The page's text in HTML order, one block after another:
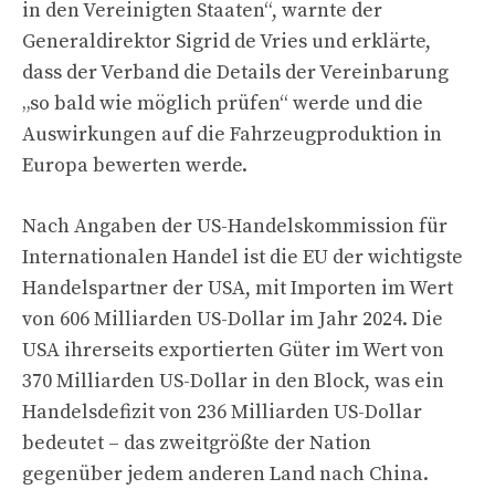
in den Vereinigten Staaten“, warnte der
Generaldirektor Sigrid de Vries und erklärte,
dass der Verband die Details der Vereinbarung
„so bald wie möglich prüfen“ werde und die
Auswirkungen auf die Fahrzeugproduktion in
Europa bewerten werde.
Nach Angaben der US-Handelskommission für
Internationalen Handel ist die EU der wichtigste
Handelspartner der USA, mit Importen im Wert
von 606 Milliarden US-Dollar im Jahr 2024. Die
USA ihrerseits exportierten Güter im Wert von
370 Milliarden US-Dollar in den Block, was ein
Handelsdefizit von 236 Milliarden US-Dollar
bedeutet – das zweitgrößte der Nation
gegenüber jedem anderen Land nach China.